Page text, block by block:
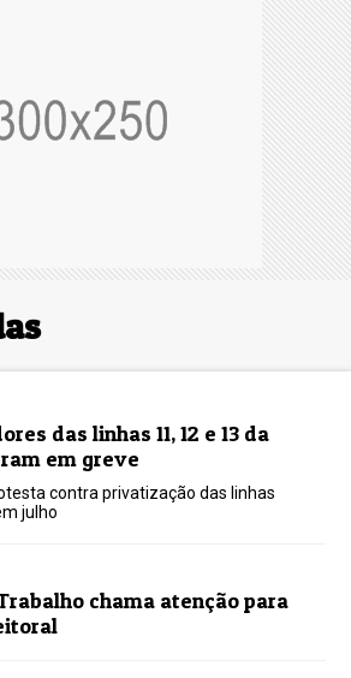
das linhas 11, 12 e 13 da
em greve
contra privatização das linhas
julho
chama atenção para